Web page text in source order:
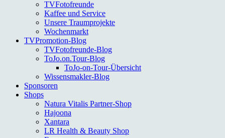
TVFotofreunde
Kaffee und Service
Unsere Traumprojekte
Wochenmarkt
TVPromotion-Blog
TVFotofreunde-Blog
ToJo.on.Tour-Blog
ToJo-on-Tour-Übersicht
Wissensmakler-Blog
Sponsoren
Shops
Natura Vitalis Partner-Shop
Hajoona
Xantara
LR Health & Beauty Shop